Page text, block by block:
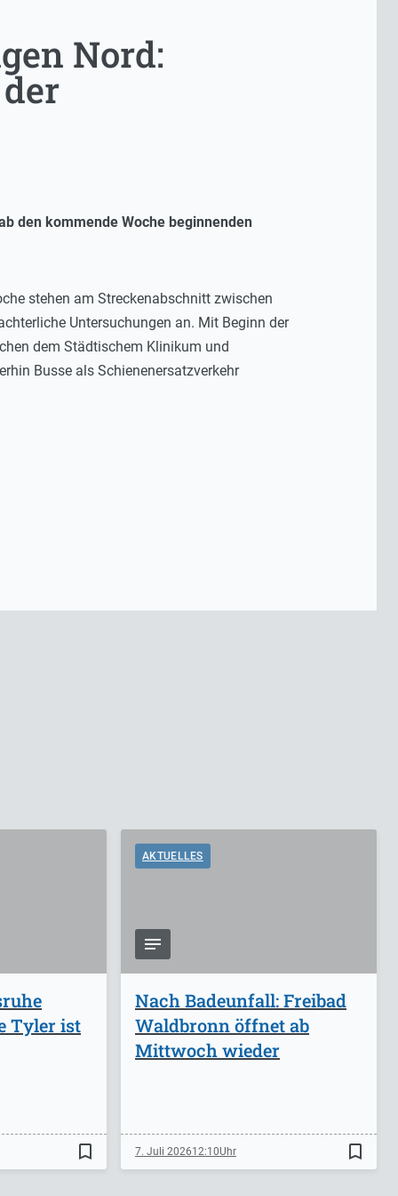
Nord:
den kommende Woche beginnenden
stehen am Streckenabschnitt zwischen
Untersuchungen an. Mit Beginn der
dem Städtischem Klinikum und
Busse als Schienenersatzverkehr
Tyler ist
bookmark_border
AKTUELLES
Nach Badeunfall: Freibad
Waldbronn öffnet ab
Mittwoch wieder
7. Juli 202612:10 bookmark_border